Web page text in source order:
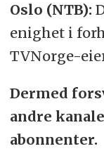
Oslo (NTB):
enighet i
TVNorge-
Dermed
andre
abonnenter.